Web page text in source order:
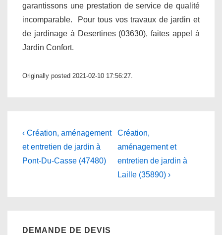
garantissons une prestation de service de qualité
incomparable. Pour tous vos travaux de jardin et
de jardinage à Desertines (03630), faites appel à
Jardin Confort.
Originally posted 2021-02-10 17:56:27.
Navigation
de
l’article
Previous
Post
is
‹ Création, aménagement
et entretien de jardin à
Pont-Du-Casse (47480)
Next
Post
is
Création,
aménagement et
entretien de jardin à
Laille (35890) ›
DEMANDE DE DEVIS